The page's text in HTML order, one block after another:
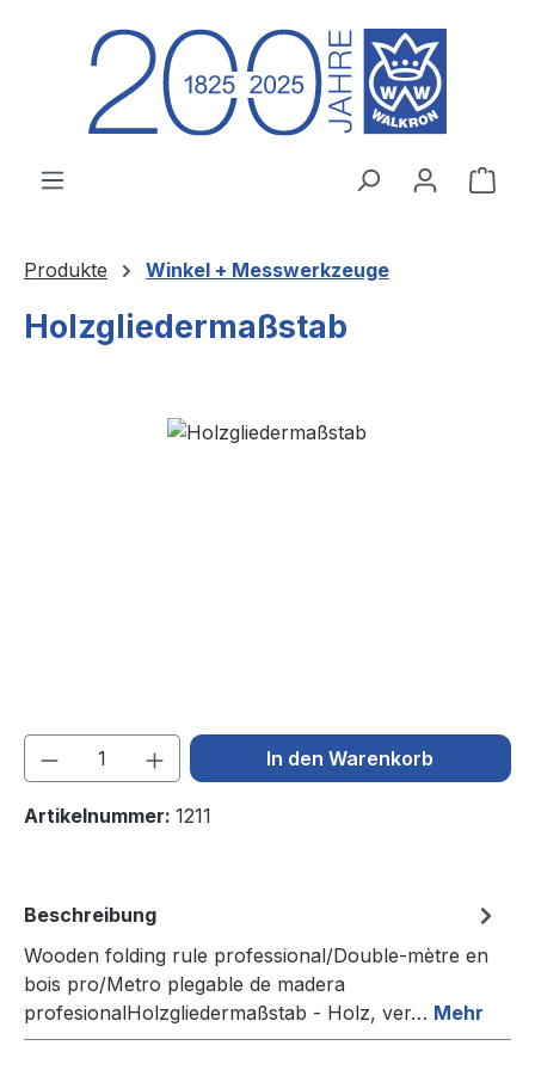
Zum Hauptinhalt springen
Produkte Winkel + Messwerkzeuge
Holzgliedermaßstab
Bildergalerie überspringen
Produkt Anzahl: Gib denIn den Warenkorb
Artikelnummer: 1211
Beschreibung
Wooden folding rule professional/Double-mètre en
bois pro/Metro plegable de madera
profesionalHolzgliedermaßstab - Holz, ver… Mehr